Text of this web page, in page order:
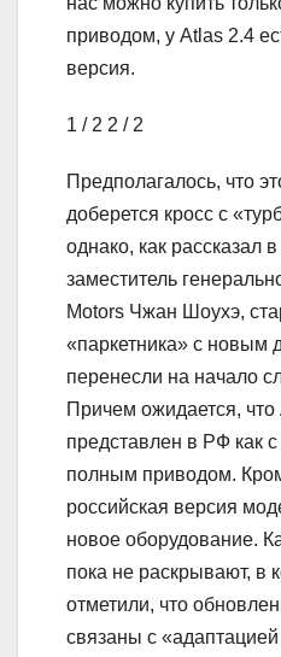
приводом, у Atlas 2.4
версия.
1 / 2 2 / 2
Предполагалось, что
доберется кросс с
однако, как рассказал
заместитель
Motors Чжан Шоухэ,
«паркетника» с новым
перенесли на начало
Причем ожидается, что
представлен в РФ как
полным приводом.
российская версия
новое оборудование.
пока не раскрывают, в
отметили, что
связаны с